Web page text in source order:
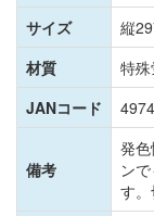
サイズ
縦
材質
特
JANコード
備考
発
ン
す。